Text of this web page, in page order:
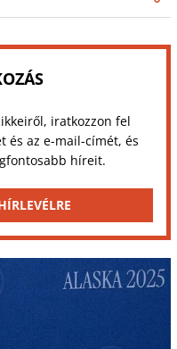
iratkozzon fel
és az e-mail-címét, és
híreit.